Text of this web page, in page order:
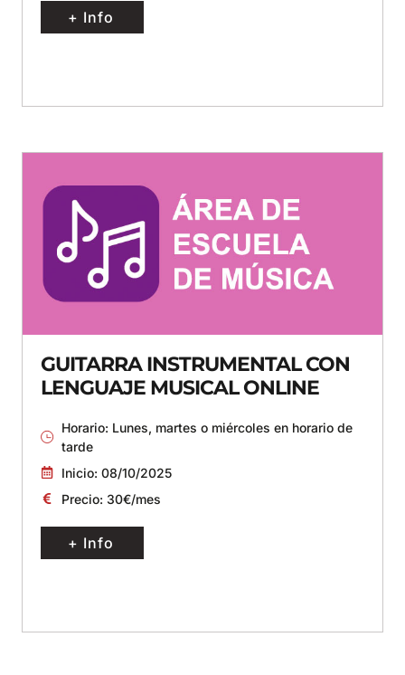
+ Info
GUITARRA INSTRUMENTAL CON
LENGUAJE MUSICAL ONLINE
Horario: Lunes, martes o miércoles en horario de
tarde
Inicio: 08/10/2025
Precio: 30€/mes
+ Info